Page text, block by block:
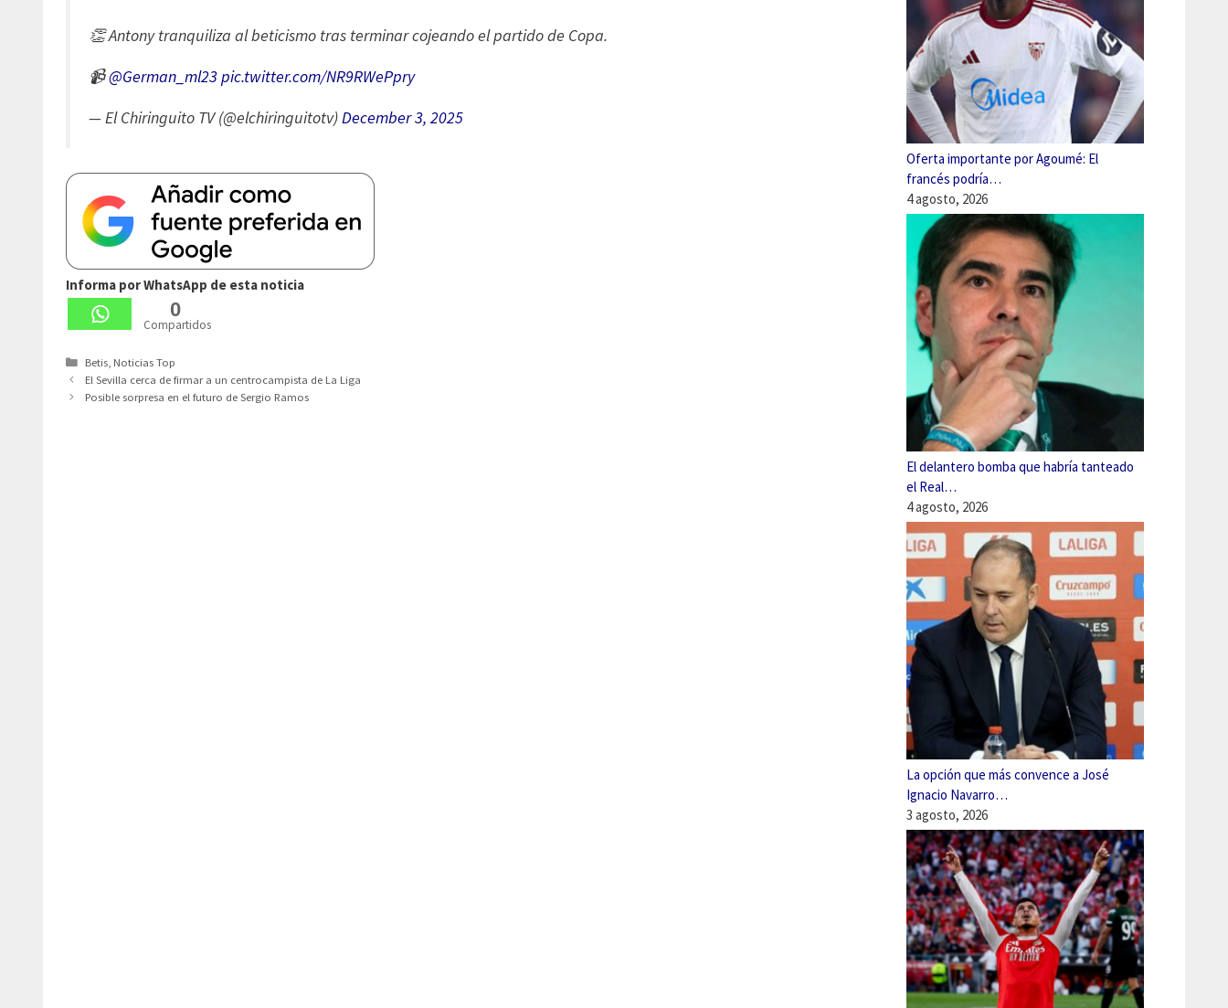
👏 Antony tranquiliza al beticismo tras terminar cojeando el partido de Copa.
📹@German_ml23pic.twitter.com/NR9RWePpry
— El Chiringuito TV (@elchiringuitotv)December 3, 2025
Informa por WhatsApp de esta noticia
0
Compartidos
Categorías
Betis, Noticias Top
El Sevilla cerca de firmar a un centrocampista de La Liga
Posible sorpresa en el futuro de Sergio Ramos
Oferta importante por Agoumé: El
francés podría…
4 agosto, 2026
El delantero bomba que habría tanteado
el Real…
4 agosto, 2026
La opción que más convence a José
Ignacio Navarro…
3 agosto, 2026